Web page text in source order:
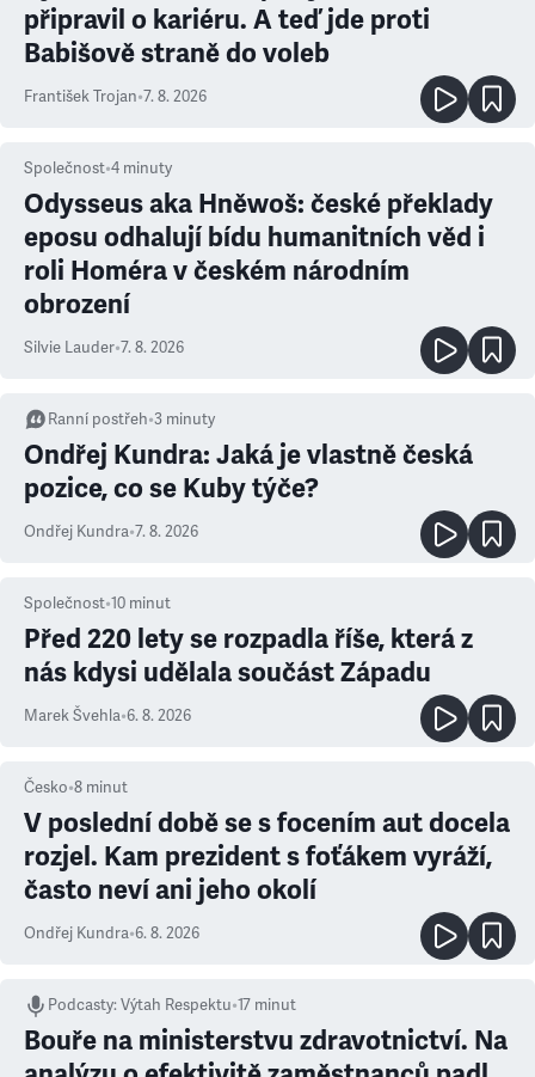
připravil o kariéru. A teď jde proti
Babišově straně do voleb
František Trojan•7. 8. 2026
Společnost•4 minuty
Odysseus aka Hněwoš: české překlady
eposu odhalují bídu humanitních věd i
roli Homéra v českém národním
obrození
Silvie Lauder•7. 8. 2026
Ranní postřeh•3 minuty
Ondřej Kundra: Jaká je vlastně česká
pozice, co se Kuby týče?
Ondřej Kundra•7. 8. 2026
Společnost•10 minut
Před 220 lety se rozpadla říše, která z
nás kdysi udělala součást Západu
Marek Švehla•6. 8. 2026
Česko•8 minut
V poslední době se s focením aut docela
rozjel. Kam prezident s foťákem vyráží,
často neví ani jeho okolí
Ondřej Kundra•6. 8. 2026
Podcasty:Výtah Respektu•17 minut
Bouře na ministerstvu zdravotnictví. Na